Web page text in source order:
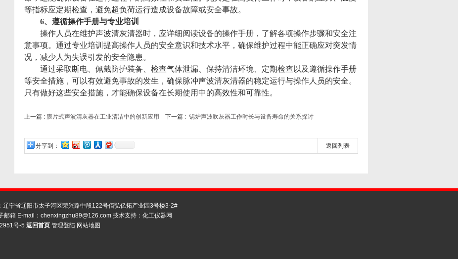
等指标应定期检查，避免超负荷运行造成设备故障或安全事故。
6、遵循操作手册与专业培训
操作人员在维护声波清灰清器时，应详细阅读设备的操作手册，了解各项操作步骤和安全注
意事项。通过专业培训提高操作人员的安全意识和技术水平，确保维护过程中能正确应对突发情
况，减少人为失误引发的安全隐患。
通过采取断电、佩戴防护装备、检查气体泄漏、保持清洁环境、定期检查以及遵循操作手册
等安全措施，可以有效避免事故的发生，确保脉冲声波清灰清器的稳定运行与操作人员的安全。
只有做好这些安全措施，才能确保设备在长期使用中的高效性和可靠性。
上一篇 : 膜片式声波清灰器在工业清洁中的创新应用 下一篇 : 锅炉声波吹灰器工作时长与设备寿命的关系探讨
分享到： 返回列表
宁省辽阳市太子河区荣兴路中段122号佰弘亿拓产业园3号楼3-2#
箱 E-mail： chenxingzhu89@126.com技术支持： 化工仪器网
号-5 返回首页 管理登陆 网站地图